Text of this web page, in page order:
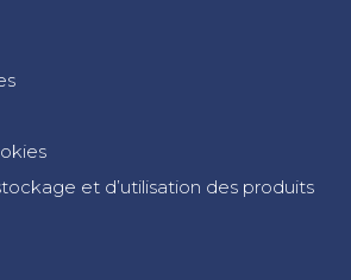
et d’utilisation des produits